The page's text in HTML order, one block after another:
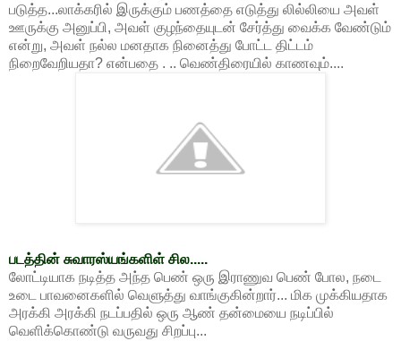
படுத்த...லாக்கரில் இருக்கும் பணத்தை எடுத்து லில்லியை அவள்
ஊருக்கு அனுப்பி, அவள் குழந்தையுடன் சேர்த்து வைக்க வேண்டும்
என்று, அவள் நல்ல மனதாக நினைத்து போட்ட திட்டம்
நிறைவேறியதா? என்பதை . .. வெண்திரையில் காணவும்....
படத்தின் சுவாரஸ்யங்களிள் சில.....
லோட்டியாக நடித்த அந்த பெண் ஒரு இராணுவ பெண் போல, நடை
உடை பாவனைகளில் வெளுத்து வாங்குகின்றார்... மிக முக்கியதாக
அரக்கி அரக்கி நடப்பதில் ஒரு ஆண் தன்மையை நடிப்பில்
வெளிக்கொண்டு வருவது சிறப்பு...